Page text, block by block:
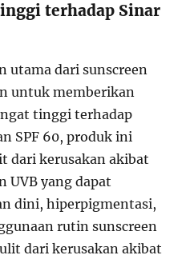
terhadap Sinar
utama dari sunscreen
untuk memberikan
tinggi terhadap
SPF 60, produk ini
dari kerusakan akibat
UVB yang dapat
dini, hiperpigmentasi,
rutin sunscreen
dari kerusakan akibat